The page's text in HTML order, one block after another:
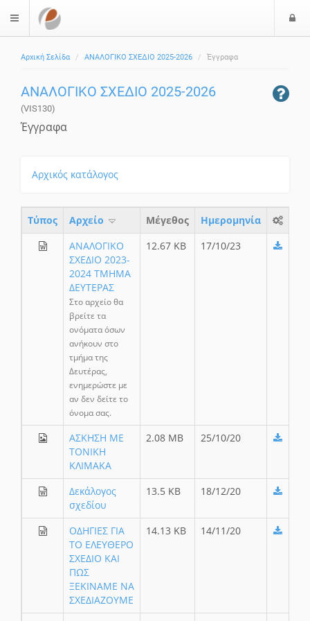
$langMenu
Αρχική Σελίδα ΑΝΑΛΟΓΙΚΟ ΣΧΕΔΙΟ 2025-2026 Έγγραφα
ΑΝΑΛΟΓΙΚΟ ΣΧΕΔΙΟ 2025-2026
(VIS130)
Έγγραφα
Αρχικός κατάλογος
Τύπος Aρχείο Μέγεθος
Ημερομηνία
ΑΝΑΛΟΓΙΚΟ
ΣΧΕΔΙΟ 2023-
2024 ΤΜΗΜΑ
ΔΕΥΤΕΡΑΣ
Στο αρχείο θα
βρείτε τα
ονόματα όσων
ανήκουν στο
τμήμα της
Δευτέρας,
ενημερώστε με
αν δεν δείτε το
όνομα σας.
12.67 KB 17/10/23
ΑΣΚΗΣΗ ΜΕ
ΤΟΝΙΚΗ
ΚΛΙΜΑΚΑ
2.08 MB 25/10/20
Δεκάλογος
σχεδίου
13.5 KB 18/12/20
ΟΔΗΓΙΕΣ ΓΙΑ
ΤΟ ΕΛΕΥΘΕΡΟ
ΣΧΕΔΙΟ ΚΑΙ
ΠΩΣ
ΞΕΚΙΝΑΜΕ ΝΑ
ΣΧΕΔΙΑΖΟΥΜΕ
14.13 KB 14/11/20